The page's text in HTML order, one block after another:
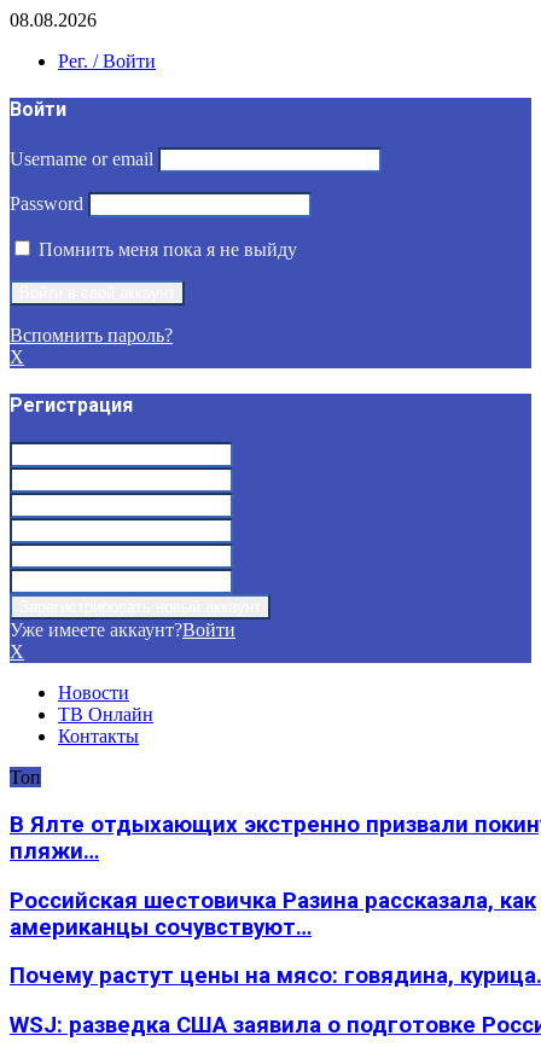
08.08.2026
Рег. / Войти
Войти
Username or email
Password
Помнить меня пока я не выйду
Вспомнить пароль?
X
Регистрация
Уже имеете аккаунт?Войти
X
Новости
ТВ Онлайн
Контакты
Топ
В Ялте отдыхающих экстренно призвали
пляжи…
Российская шестовичка Разина рассказала, как
американцы сочувствуют…
Почему растут цены на мясо: говядина,
WSJ: разведка США заявила о подготовке